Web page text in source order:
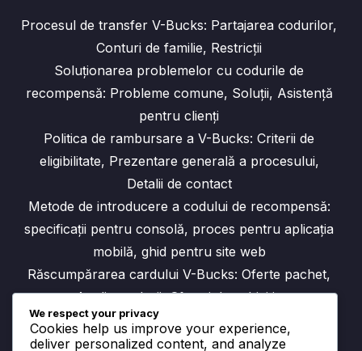
Procesul de transfer V-Bucks: Partajarea codurilor,
Conturi de familie, Restricții
Soluționarea problemelor cu codurile de
recompensă: Probleme comune, Soluții, Asistență
pentru clienți
Politica de rambursare a V-Bucks: Criterii de
eligibilitate, Prezentare generală a procesului,
Detalii de contact
Metode de introducere a codului de recompensă:
specificații pentru consolă, proces pentru aplicația
mobilă, ghid pentru site web
Răscumpărarea cardului V-Bucks: Oferte pachet,
Analiza valorii, Sfaturi de achiziție
We respect your privacy
Cookies help us improve your experience,
deliver personalized content, and analyze